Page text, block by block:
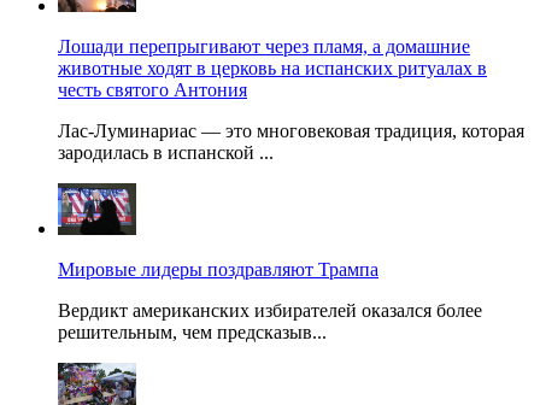
Лошади перепрыгивают через пламя, а домашние
животные ходят в церковь на испанских ритуалах в
честь святого Антония
Лас-Луминариас — это многовековая традиция, которая
зародилась в испанской ...
Мировые лидеры поздравляют Трампа
Вердикт американских избирателей оказался более
решительным, чем предсказыв...